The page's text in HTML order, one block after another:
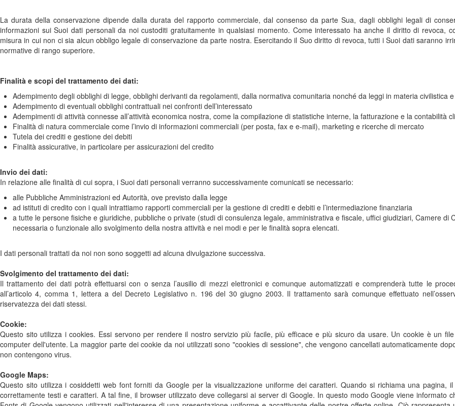
La durata della conservazione dipende dalla durata del rapporto commerciale, dal consenso da parte Sua, dagli obblighi legali di
informazioni sui Suoi dati personali da noi custoditi gratuitamente in qualsiasi momento. Come interessato ha anche il diritto di revoca,
misura in cui non ci sia alcun obbligo legale di conservazione da parte nostra. Esercitando il Suo diritto di revoca, tutti i Suoi dati saranno
normative di rango superiore.
Finalità e scopi del trattamento dei dati:
Adempimento degli obblighi di legge, obblighi derivanti da regolamenti, dalla normativa comunitaria nonché da leggi in materia civilistica
Adempimento di eventuali obblighi contrattuali nei confronti dell’interessato
Adempimenti di attività connesse all’attività economica nostra, come la compilazione di statistiche interne, la fatturazione e la contabilità
Finalità di natura commerciale come l’invio di informazioni commerciali (per posta, fax e e-mail), marketing e ricerche di mercato
Tutela dei crediti e gestione dei debiti
Finalità assicurative, in particolare per assicurazioni del credito
Invio dei dati:
In relazione alle finalità di cui sopra, i Suoi dati personali verranno successivamente comunicati se necessario:
alle Pubbliche Amministrazioni ed Autorità, ove previsto dalla legge
ad istituti di credito con i quali intrattiamo rapporti commerciali per la gestione di crediti e debiti e l’intermediazione finanziaria
a tutte le persone fisiche e giuridiche, pubbliche o private (studi di consulenza legale, amministrativa e fiscale, uffici giudiziari, Camere
necessaria o funzionale allo svolgimento della nostra attività e nei modi e per le finalità sopra elencati.
I dati personali trattati da noi non sono soggetti ad alcuna divulgazione successiva.
Svolgimento del trattamento dei dati:
Il trattamento dei dati potrà effettuarsi con o senza l’ausilio di mezzi elettronici e comunque automatizzati e comprenderà tutte le
all’articolo 4, comma 1, lettera a del Decreto Legislativo n. 196 del 30 giugno 2003. Il trattamento sarà comunque effettuato
riservatezza dei dati stessi.
Cookie:
Questo sito utilizza i cookies. Essi servono per rendere il nostro servizio più facile, più efficace e più sicuro da usare. Un cookie è un
computer dell'utente. La maggior parte dei cookie da noi utilizzati sono "cookies di sessione", che vengono cancellati automaticamente
non contengono virus.
Google Maps:
Questo sito utilizza i cosiddetti web font forniti da Google per la visualizzazione uniforme dei caratteri. Quando si richiama una pagina,
correttamente testi e caratteri. A tal fine, il browser utilizzato deve collegarsi ai server di Google. In questo modo Google viene informato